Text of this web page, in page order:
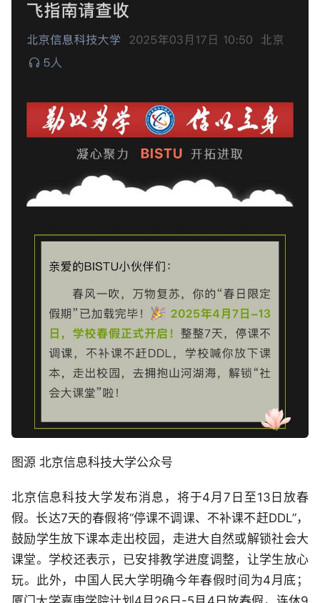
图源 北京信息科技大学公众号
北京信息科技大学发布消息，将于4月7日至13日放春
假。长达7天的春假将“停课不调课、不补课不赶DDL”，
鼓励学生放下课本走出校园，走进大自然或解锁社会大
课堂。学校还表示，已安排教学进度调整，让学生放心
玩。此外，中国人民大学明确今年春假时间为4月底；